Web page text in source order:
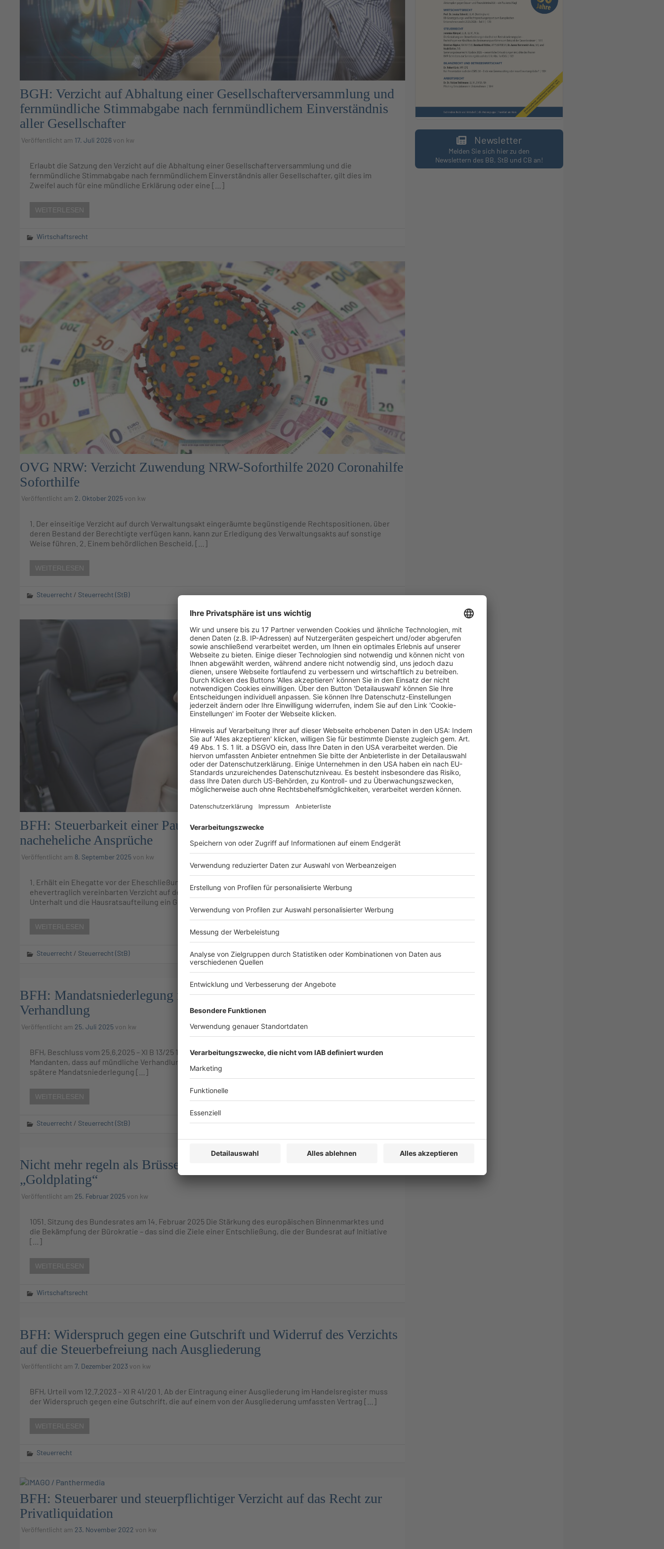
BGH: Verzicht auf Abhaltung einer Gesellschafterversammlung und
fernmündliche Stimmabgabe nach fernmündlichem Einverständnis
aller Gesellschafter
Veröffentlicht am 17. Juli 2026von kw
Erlaubt die Satzung den Verzicht auf die Abhaltung einer Gesellschafterversammlung und die
fernmündliche Stimmabgabe nach fernmündlichem Einverständnis aller Gesellschafter, gilt dies im
Zweifel auch für eine mündliche Erklärung oder eine […]
WEITERLESEN
Wirtschaftsrecht
OVG NRW: Verzicht Zuwendung NRW-Soforthilfe 2020 Coronahilfe
Soforthilfe
Veröffentlicht am 2. Oktober 2025von kw
1. Der einseitige Verzicht auf durch Verwaltungsakt eingeräumte begünstigende Rechtspositionen, über
deren Bestand der Berechtigte verfügen kann, kann zur Erledigung des Verwaltungsakts auf sonstige
Weise führen. 2. Einem behördlichen Bescheid, […]
WEITERLESEN
Steuerrecht / Steuerrecht (StB)
BFH: Steuerbarkeit einer Pauschalabfindung für den Verzicht auf
nacheheliche Ansprüche
Veröffentlicht am 8. September 2025von kw
1. Erhält ein Ehegatte vor der Eheschließung vom anderen Ehegatten als Ausgleich für einen
ehevertraglich vereinbarten Verzicht auf den Anspruch auf Zugewinnausgleich, den nachehelichen
Unterhalt und die Hausratsaufteilung ein Grundstück, […]
WEITERLESEN
Steuerrecht / Steuerrecht (StB)
BFH: Mandatsniederlegung nach Verzicht auf mündliche
Verhandlung
Veröffentlicht am 25. Juli 2025von kw
BFH, Beschluss vom 25.6.2025 – XI B 13/25 1. NV: Erklärt ein Prozessbevollmächtigter namens seines
Mandanten, dass auf mündliche Verhandlung verzichtet wird, wird dieser Verzicht nicht durch eine
spätere Mandatsniederlegung […]
WEITERLESEN
Steuerrecht / Steuerrecht (StB)
Nicht mehr regeln als Brüssel fordert – Bundesrat fordert Verzicht auf
„Goldplating“
Veröffentlicht am 25. Februar 2025von kw
1051. Sitzung des Bundesrates am 14. Februar 2025 Die Stärkung des europäischen Binnenmarktes und
die Bekämpfung der Bürokratie – das sind die Ziele einer Entschließung, die der Bundesrat auf Initiative
[…]
WEITERLESEN
Wirtschaftsrecht
BFH: Widerspruch gegen eine Gutschrift und Widerruf des Verzichts
auf die Steuerbefreiung nach Ausgliederung
Veröffentlicht am 7. Dezember 2023 von kw
BFH, Urteil vom 12.7.2023 – XI R 41/20 1. Ab der Eintragung einer Ausgliederung im Handelsregister muss
der Widerspruch gegen eine Gutschrift, die auf einem von der Ausgliederung umfassten Vertrag […]
WEITERLESEN
Steuerrecht
BFH: Steuerbarer und steuerpflichtiger Verzicht auf das Recht zur
Privatliquidation
Veröffentlicht am 23. November 2022 von kw
Newsletter
Melden Sie sich hier zu den
Newslettern des BB, StB und CB an!